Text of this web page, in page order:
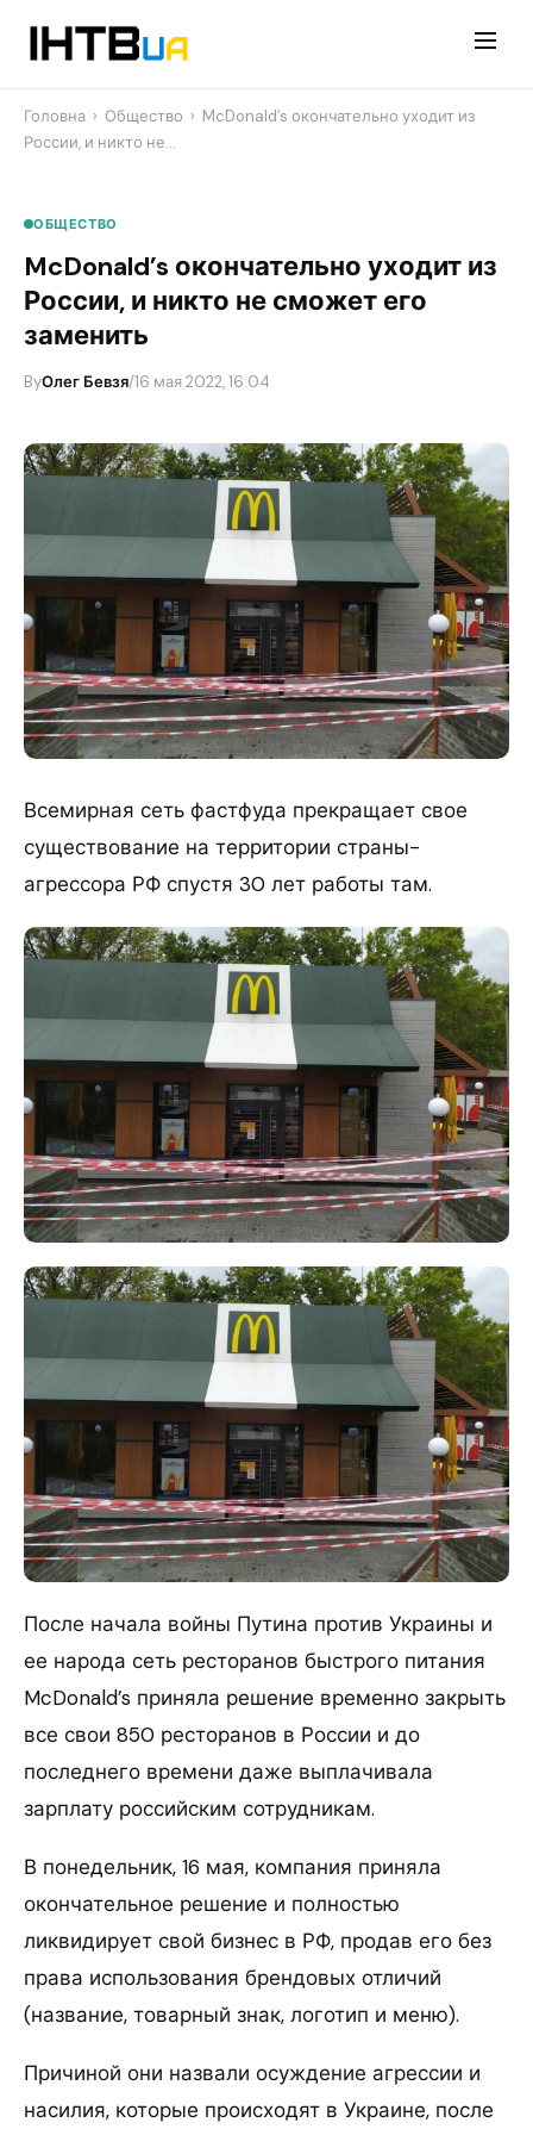
Головна › Общество › ​McDonald’s окончательно уходит из
России, и никто не…
ОБЩЕСТВО
​McDonald’s окончательно уходит из
России, и никто не сможет его
заменить
ByОлег Бевзя/16 мая 2022, 16:04
Всемирная сеть фастфуда прекращает свое
существование на территории страны-
агрессора РФ спустя 30 лет работы там.
После начала войны Путина против Украины и
ее народа сеть ресторанов быстрого питания
McDonald’s приняла решение временно закрыть
все свои 850 ресторанов в России и до
последнего времени даже выплачивала
зарплату российским сотрудникам.
В понедельник, 16 мая, компания приняла
окончательное решение и полностью
ликвидирует свой бизнес в РФ, продав его без
права использования брендовых отличий
(название, товарный знак, логотип и меню).
Причиной они назвали осуждение агрессии и
насилия, которые происходят в Украине, после